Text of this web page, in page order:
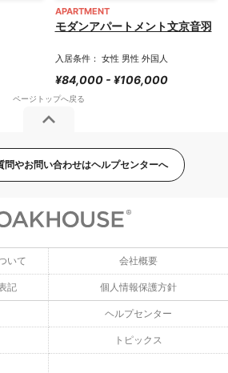
APARTMENT
モダンアパートメント文京音羽
入居条件： 女性 男性 外国人
¥84,000 - ¥106,000
問やお問い合わせはヘルプセンターへ
いて 会社概要
記 個人情報保護方針
ヘルプセンター
トピックス